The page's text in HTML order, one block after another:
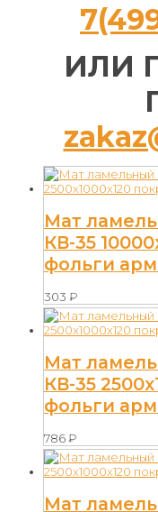
ИЛИ
Мат
КВ-35
фольги
303 ₽
Мат
КВ-35
фольги
786₽
Мат